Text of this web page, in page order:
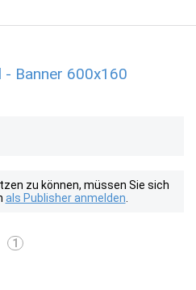
- Banner 600x160
zu können, müssen Sie sich
als Publisher anmelden
1